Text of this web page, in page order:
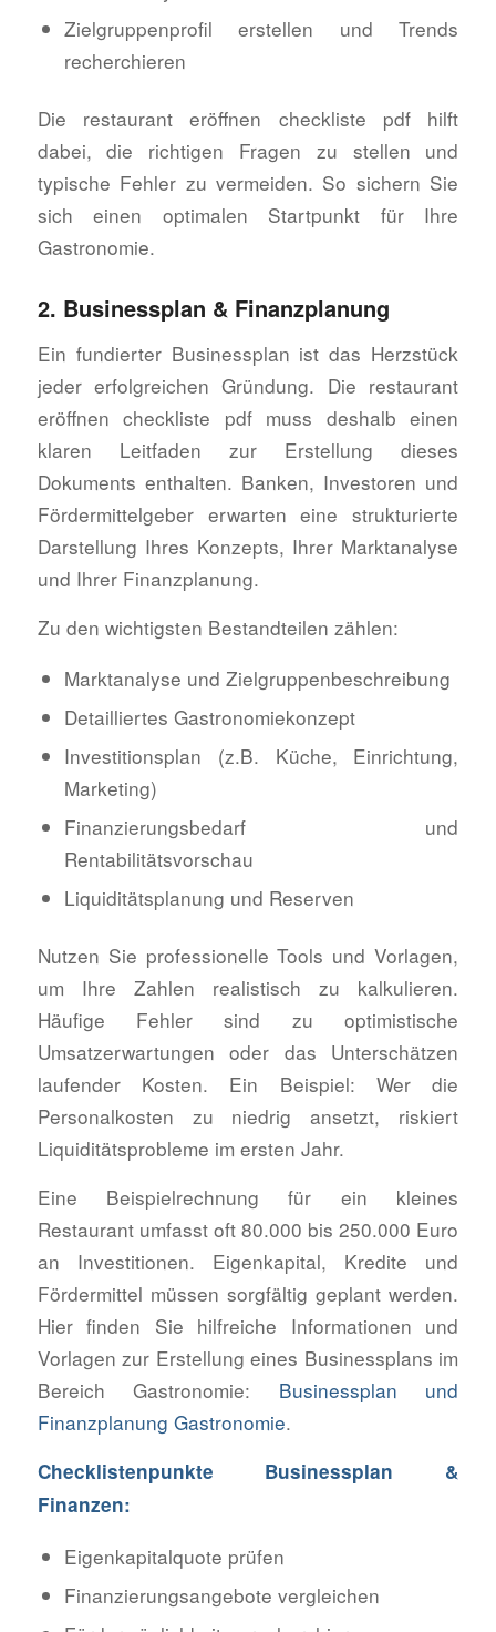
Zielgruppenprofil erstellen und Trends
recherchieren
Die restaurant eröffnen checkliste pdf hilft
dabei, die richtigen Fragen zu stellen und
typische Fehler zu vermeiden. So sichern Sie
sich einen optimalen Startpunkt für Ihre
Gastronomie.
2. Businessplan & Finanzplanung
Ein fundierter Businessplan ist das Herzstück
jeder erfolgreichen Gründung. Die restaurant
eröffnen checkliste pdf muss deshalb einen
klaren Leitfaden zur Erstellung dieses
Dokuments enthalten. Banken, Investoren und
Fördermittelgeber erwarten eine strukturierte
Darstellung Ihres Konzepts, Ihrer Marktanalyse
und Ihrer Finanzplanung.
Zu den wichtigsten Bestandteilen zählen:
Marktanalyse und Zielgruppenbeschreibung
Detailliertes Gastronomiekonzept
Investitionsplan (z.B. Küche, Einrichtung,
Marketing)
Finanzierungsbedarf und
Rentabilitätsvorschau
Liquiditätsplanung und Reserven
Nutzen Sie professionelle Tools und Vorlagen,
um Ihre Zahlen realistisch zu kalkulieren.
Häufige Fehler sind zu optimistische
Umsatzerwartungen oder das Unterschätzen
laufender Kosten. Ein Beispiel: Wer die
Personalkosten zu niedrig ansetzt, riskiert
Liquiditätsprobleme im ersten Jahr.
Eine Beispielrechnung für ein kleines
Restaurant umfasst oft 80.000 bis 250.000 Euro
an Investitionen. Eigenkapital, Kredite und
Fördermittel müssen sorgfältig geplant werden.
Hier finden Sie hilfreiche Informationen und
Vorlagen zur Erstellung eines Businessplans im
Bereich Gastronomie: Businessplan und
Finanzplanung Gastronomie.
Checklistenpunkte Businessplan &
Finanzen:
Eigenkapitalquote prüfen
Finanzierungsangebote vergleichen